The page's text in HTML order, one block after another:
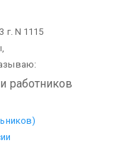
г. N 1115
работников